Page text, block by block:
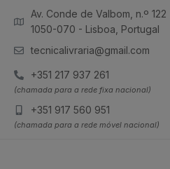
Av. Conde de Valbom, n.º 122
1050-070 - Lisboa, Portugal
tecnicalivraria@gmail.com
+351 217 937 261
(chamada para a rede fixa nacional)
+351 917 560 951
(chamada para a rede móvel nacional)